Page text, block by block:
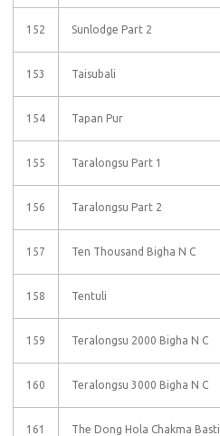
152 Sunlodge Part 2
153 Taisubali
154 Tapan Pur
155 Taralongsu Part 1
156 Taralongsu Part 2
157 Ten Thousand Bigha N C
158 Tentuli
159 Teralongsu 2000 Bigha N C
160 Teralongsu 3000 Bigha N C
161 The Dong Hola Chakma Basti